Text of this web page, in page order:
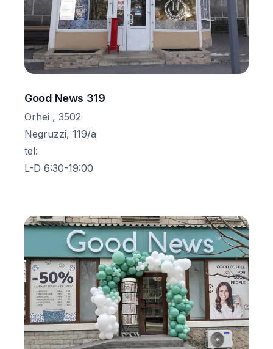
Good News 319
Orhei , 3502
Negruzzi, 119/a
tel:
L-D 6:30-19:00